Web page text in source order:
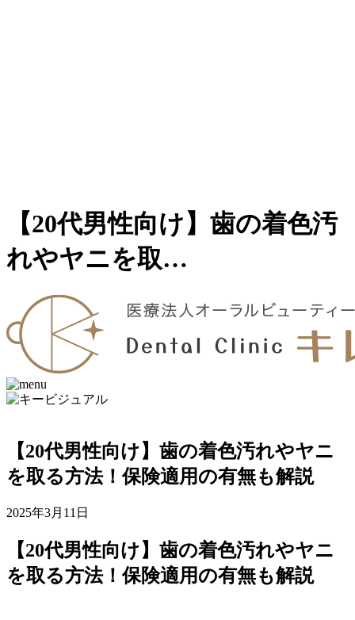
【20代男性向け】歯の着色汚
れやヤニを取…
【20代男性向け】歯の着色汚れやヤニ
を取る方法！保険適用の有無も解説
2025年3月11日
【20代男性向け】歯の着色汚れやヤニ
を取る方法！保険適用の有無も解説